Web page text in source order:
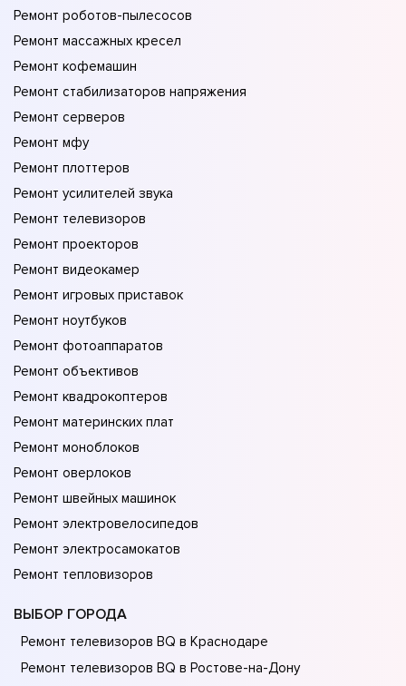
Ремонт роботов-пылесосов
Ремонт массажных кресел
Ремонт кофемашин
Ремонт стабилизаторов напряжения
Ремонт серверов
Ремонт мфу
Ремонт плоттеров
Ремонт усилителей звука
Ремонт телевизоров
Ремонт проекторов
Ремонт видеокамер
Ремонт игровых приставок
Ремонт ноутбуков
Ремонт фотоаппаратов
Ремонт объективов
Ремонт квадрокоптеров
Ремонт материнских плат
Ремонт моноблоков
Ремонт оверлоков
Ремонт швейных машинок
Ремонт электровелосипедов
Ремонт электросамокатов
Ремонт тепловизоров
ВЫБОР ГОРОДА
Ремонт телевизоров BQ в Краснодаре
Ремонт телевизоров BQ в Ростове-на-Донy